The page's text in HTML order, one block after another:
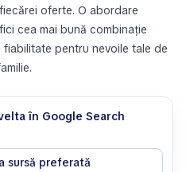
oferte. O abordare
cea mai bună combinație
pentru nevoile tale de
în Google Search
sursă preferată